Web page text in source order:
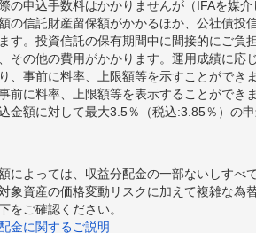
の申込手数料はかかりませんが（IFAを媒
の信託財産留保額がかかるほか、公社債
す。投資信託の保有期間中に間接的にご
その他の費用がかかります。運用成績に
、事前に料率、上限額等を示すことがで
前に料率、上限額等を表示することがで
金額に対して最大3.5％（税込:3.85％）の
によっては、収益分配金の一部ないしす
象資産の価格変動リスクに加えて複雑な
をご確認ください。
金に関するご説明